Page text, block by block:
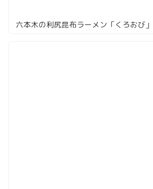
六本木の利尻昆布ラーメン「くろおび」